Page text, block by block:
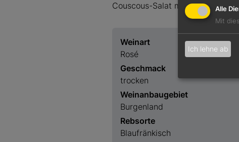
Couscous-Salat mit Feige und
Weinart
Rosé
Geschmack
trocken
Weinanbaugebiet
Burgenland
Rebsorte
Blaufränkisch
Alle
Mit
Ich lehne ab